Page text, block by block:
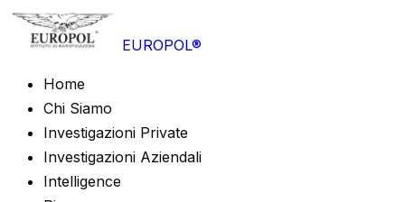
EUROPOL®
Home
Chi Siamo
Investigazioni Private
Investigazioni Aziendali
Intelligence